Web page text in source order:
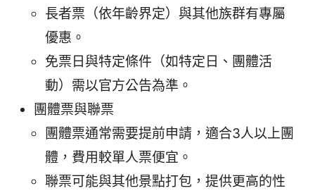
長者票（依年齡界定）與其他族群有專屬
優惠。
免票日與特定條件（如特定日、團體活
動）需以官方公告為準。
團體票與聯票
團體票通常需要提前申請，適合3人以上團
體，費用較單人票便宜。
聯票可能與其他景點打包，提供更高的性